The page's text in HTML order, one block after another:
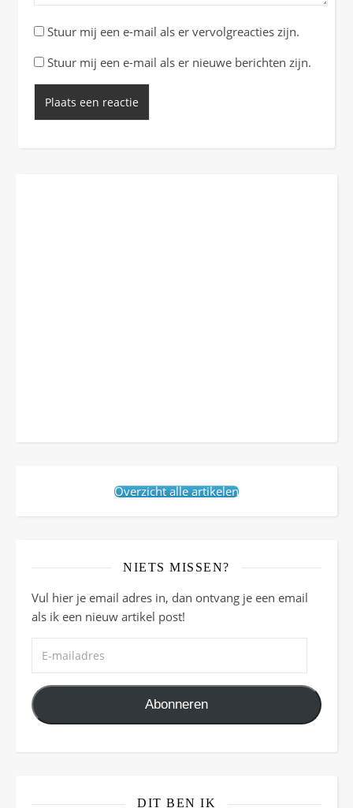
Stuur mij een e-mail als er vervolgreacties zijn.
Stuur mij een e-mail als er nieuwe berichten zijn.
Overzicht alle artikelen
NIETS MISSEN?
Vul hier je email adres in, dan ontvang je een email
als ik een nieuw artikel post!
Abonneren
DIT BEN IK